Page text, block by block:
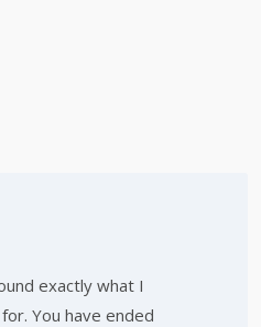
exactly what I
You have ended